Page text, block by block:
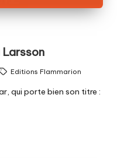
Editions Flammarion
qui porte bien son titre :